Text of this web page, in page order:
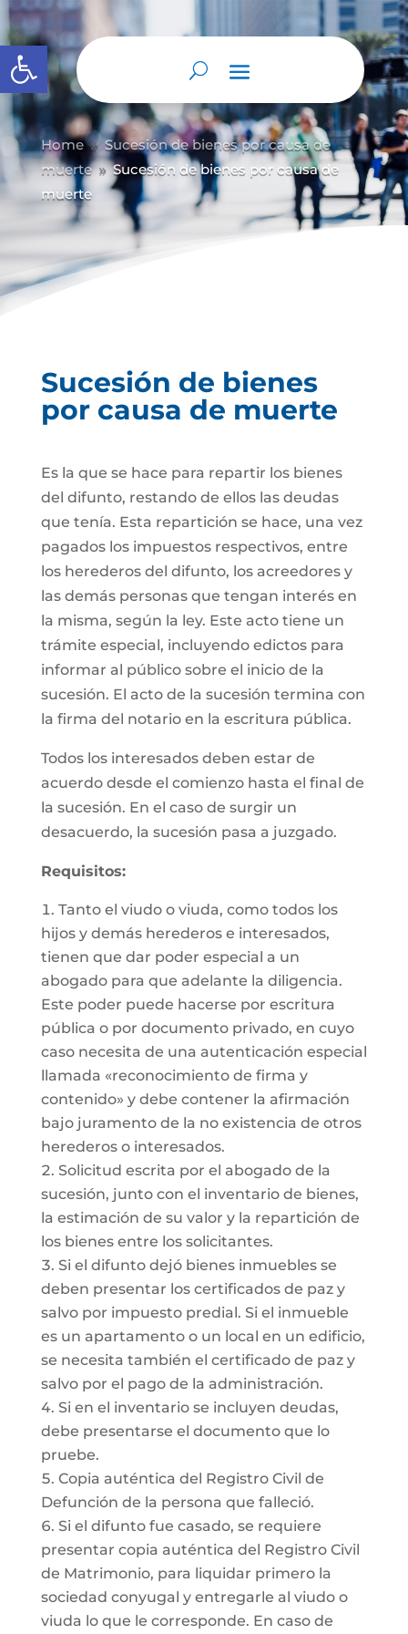
Abrir barra de herramientas
Home 9 Sucesión de bienes por causa de
muerte 9 Sucesión de bienes por causa de
muerte
Sucesión de bienes
por causa de muerte
Es la que se hace para repartir los bienes
del difunto, restando de ellos las deudas
que tenía. Esta repartición se hace, una vez
pagados los impuestos respectivos, entre
los herederos del difunto, los acreedores y
las demás personas que tengan interés en
la misma, según la ley. Este acto tiene un
trámite especial, incluyendo edictos para
informar al público sobre el inicio de la
sucesión. El acto de la sucesión termina con
la firma del notario en la escritura pública.
Todos los interesados deben estar de
acuerdo desde el comienzo hasta el final de
la sucesión. En el caso de surgir un
desacuerdo, la sucesión pasa a juzgado.
Requisitos:
Tanto el viudo o viuda, como todos los
hijos y demás herederos e interesados,
tienen que dar poder especial a un
abogado para que adelante la diligencia.
Este poder puede hacerse por escritura
pública o por documento privado, en cuyo
caso necesita de una autenticación especial
llamada «reconocimiento de firma y
contenido» y debe contener la afirmación
bajo juramento de la no existencia de otros
herederos o interesados.
Solicitud escrita por el abogado de la
sucesión, junto con el inventario de bienes,
la estimación de su valor y la repartición de
los bienes entre los solicitantes.
Si el difunto dejó bienes inmuebles se
deben presentar los certificados de paz y
salvo por impuesto predial. Si el inmueble
es un apartamento o un local en un edificio,
se necesita también el certificado de paz y
salvo por el pago de la administración.
Si en el inventario se incluyen deudas,
debe presentarse el documento que lo
pruebe.
Copia auténtica del Registro Civil de
Defunción de la persona que falleció.
Si el difunto fue casado, se requiere
presentar copia auténtica del Registro Civil
de Matrimonio, para liquidar primero la
sociedad conyugal y entregarle al viudo o
viuda lo que le corresponde. En caso de